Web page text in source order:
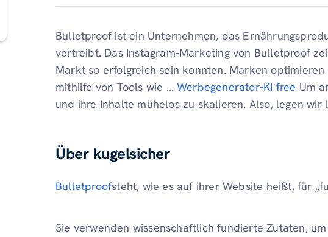
Bulletproof ist ein Unternehmen, das
vertreibt. Das Instagram-Marketing von Bulletproof
Markt so erfolgreich sein konnten. Marken
mithilfe von Tools wie …Werbegenerator-KI free Um
und ihre Inhalte mühelos zu skalieren. Also, legen wir
Über kugelsicher
Bulletproofsteht, wie es auf ihrer Website heißt, für
Sie verwenden wissenschaftlich fundierte Zutaten,